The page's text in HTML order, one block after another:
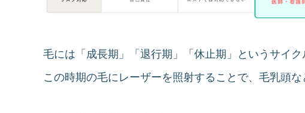
毛には「成長期」「退行期」「休止期」というサイ
この時期の毛にレーザーを照射することで、毛乳頭